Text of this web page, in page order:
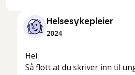
Helsesykepleier
2024
Hei
Så flott at du skriver inn til